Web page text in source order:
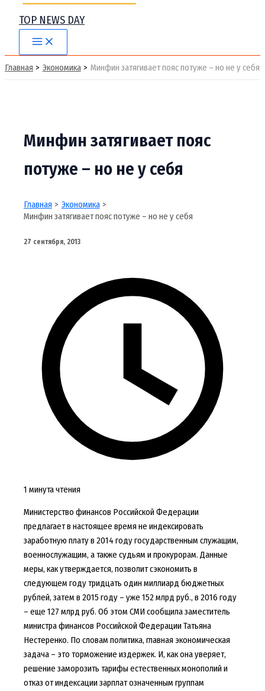
TOP NEWS DAY
Main
Menu
Главная Экономика Минфин затягивает пояс потуже – но не у себя
Минфин затягивает пояс
потуже – но не у себя
Главная
Экономика
Минфин затягивает пояс потуже – но не у себя
27 сентября, 2013
1 минута чтения
Министерство финансов Российской Федерации
предлагает в настоящее время не индексировать
заработную плату в 2014 году государственным служащим,
военнослужащим, а также судьям и прокурорам. Данные
меры, как утверждается, позволит сэкономить в
следующем году тридцать один миллиард бюджетных
рублей, затем в 2015 году – уже 152 млрд руб., в 2016 году
– еще 127 млрд руб. Об этом СМИ сообщила заместитель
министра финансов Российской Федерации Татьяна
Нестеренко. По словам политика, главная экономическая
задача – это торможение издержек. И, как она уверяет,
решение заморозить тарифы естественных монополий и
отказ от индексации зарплат означенным группам